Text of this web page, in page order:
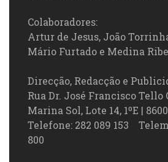
Colaboradores:
Artur de Jesus, João
Mário Furtado e Medina
Direcção, Redacção e
Rua Dr. José Francisco Tello
Marina Sol, Lote 14, 1ºE |
Telefone: 282 089 153
800